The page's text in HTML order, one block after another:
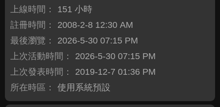
上線時間：
151 小時
註冊時間：
2008-2-8 12:30 AM
最後瀏覽：
2026-5-30 07:15 PM
上次活動時間：
2026-5-30 07:15 PM
上次發表時間：
2019-12-7 01:36 PM
所在時區：
使用系統預設